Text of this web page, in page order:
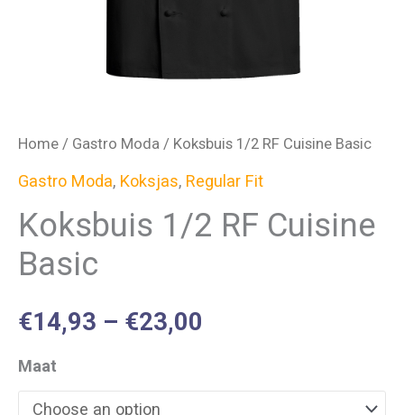
Home / Gastro Moda / Koksbuis 1/2 RF Cuisine Basic
Gastro Moda, Koksjas, Regular Fit
Koksbuis 1/2 RF Cuisine
Basic
€14,93 – €23,00
Maat